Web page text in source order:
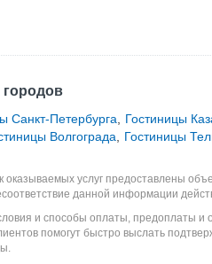
Санкт-Петербурга
Гостиницы
Волгограда Гостиницы
оказываемых услуг предоставлены
данной информации
и способы оплаты, предоплаты и
помогут быстро выслать